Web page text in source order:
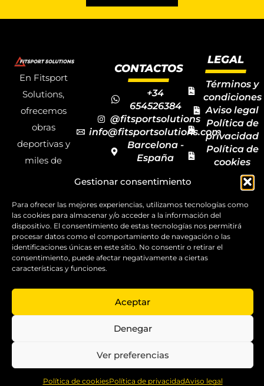
Gestionar consentimiento
Para ofrecer las mejores experiencias, utilizamos tecnologías como
las cookies para almacenar y/o acceder a la información del
dispositivo. El consentimiento de estas tecnologías nos permitirá
procesar datos como el comportamiento de navegación o las
identificaciones únicas en este sitio. No consentir o retirar el
consentimiento, puede afectar negativamente a ciertas
características y funciones.
Aceptar
Denegar
Ver preferencias
Política de cookiesPolítica de privacidadAviso legal
Home Shop Compare More
En Fitsport
Solutions,
ofrecemos
obras
deportivas y
miles de
deportivos
para todas las
disciplinas,
garantizando
la calidad y el
servicio.
Copyright ©
Solutions
CONTACTOS
+34
654526384
@fitsportsolutions
info@fitsportsolutions.com
Barcelona -
España
de contacto
LEGAL
Términos y
condiciones
Aviso legal
Política de
privacidad
Política de
cookies
Mapa del
sitio